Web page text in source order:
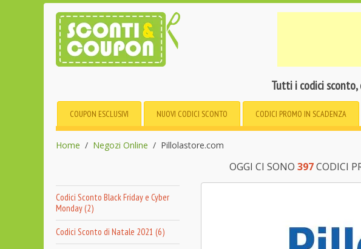
Tutti i codici
COUPON ESCLUSIVI NUOVI CODICI SCONTO CODICI PROMO IN SCADENZA
Home Negozi Online Pillolastore.com
OGGI CI SONO 397CODICI
Codici Sconto Black Friday e Cyber
Monday (2)
Codici Sconto di Natale 2021 (6)